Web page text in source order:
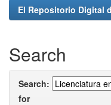
El Repositorio Digital
Search
Search:
for